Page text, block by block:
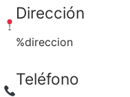
Dirección
%direccion
Teléfono